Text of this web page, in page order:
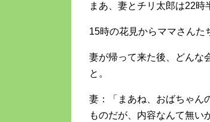
まあ、妻とチリ太郎は22時
15時の花見からママさんた
妻が帰って来た後、どんな
と。
妻：「まあね、おばちゃん
ものだが、内容なんて無い